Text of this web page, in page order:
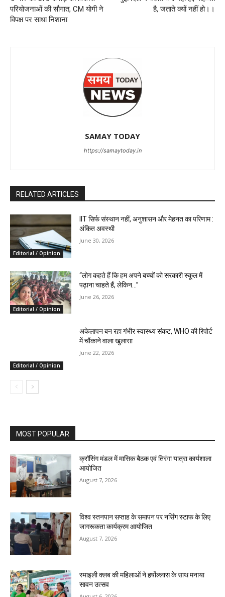
परियोजनाओं की सौगात, CM योगी ने
विपक्ष पर साधा निशाना
है, जताते क्यों नहीं हो।।
SAMAY TODAY
https://samaytoday.in
RELATED ARTICLES
Editorial / Opinion
IIT सिर्फ संस्थान नहीं, अनुशासन और मेहनत का परिणाम :
अंकित अवस्थी
June 30, 2026
Editorial / Opinion
“लोग कहते हैं कि हम अपने बच्चों को सरकारी स्कूल में
पढ़ाना चाहते हैं, लेकिन…”
June 26, 2026
Editorial / Opinion
अकेलापन बन रहा गंभीर स्वास्थ्य संकट, WHO की रिपोर्ट
में चौंकाने वाला खुलासा
June 22, 2026
MOST POPULAR
क्रॉसिंग मंडल में मासिक बैठक एवं तिरंगा यात्रा कार्यशाला
आयोजित
August 7, 2026
विश्व स्तनपान सप्ताह के समापन पर नर्सिंग स्टाफ के लिए
जागरूकता कार्यक्रम आयोजित
August 7, 2026
स्माइली क्लब की महिलाओं ने हर्षोल्लास के साथ मनाया
सावन उत्सव